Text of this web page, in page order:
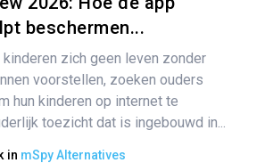
beschermen...
zich geen leven zonder
voorstellen, zoeken ouders
hun kinderen op internet te
toezicht dat is ingebouwd in...
in mSpy Alternatives